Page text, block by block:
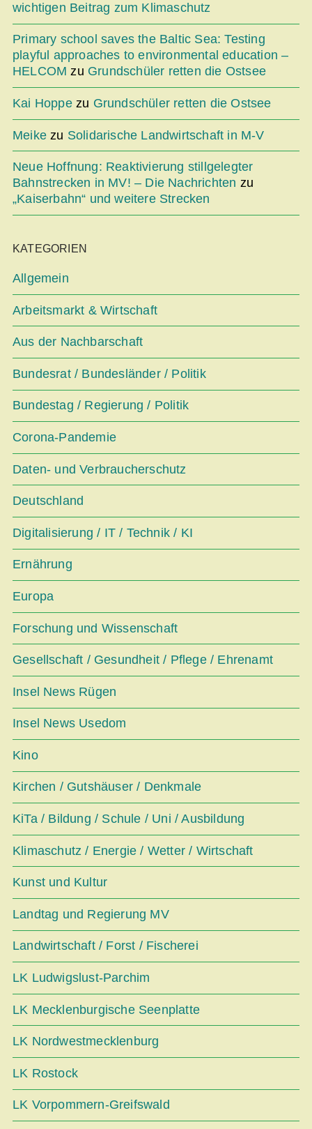
wichtigen Beitrag zum Klimaschutz
Primary school saves the Baltic Sea: Testing
playful approaches to environmental education –
HELCOM zu Grundschüler retten die Ostsee
Kai Hoppezu Grundschüler retten die Ostsee
Meike zu Solidarische Landwirtschaft in M-V
Neue Hoffnung: Reaktivierung stillgelegter
Bahnstrecken in MV! – Die Nachrichten zu
„Kaiserbahn“ und weitere Strecken
KATEGORIEN
Allgemein
Arbeitsmarkt & Wirtschaft
Aus der Nachbarschaft
Bundesrat / Bundesländer / Politik
Bundestag / Regierung / Politik
Corona-Pandemie
Daten- und Verbraucherschutz
Deutschland
Digitalisierung / IT / Technik / KI
Ernährung
Europa
Forschung und Wissenschaft
Gesellschaft / Gesundheit / Pflege / Ehrenamt
Insel News Rügen
Insel News Usedom
Kino
Kirchen / Gutshäuser / Denkmale
KiTa / Bildung / Schule / Uni / Ausbildung
Klimaschutz / Energie / Wetter / Wirtschaft
Kunst und Kultur
Landtag und Regierung MV
Landwirtschaft / Forst / Fischerei
LK Ludwigslust-Parchim
LK Mecklenburgische Seenplatte
LK Nordwestmecklenburg
LK Rostock
LK Vorpommern-Greifswald